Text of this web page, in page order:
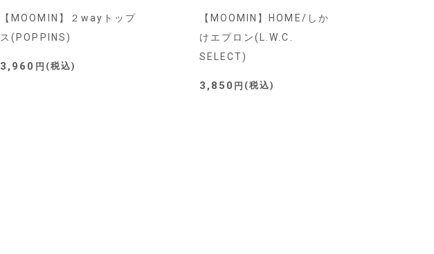
【MOOMIN】２wayトップ
ス(POPPINS)
3,960 税込
【MOOMIN】HOME/しか
けエプロン(L.W.C.
SELECT)
3,850 税込